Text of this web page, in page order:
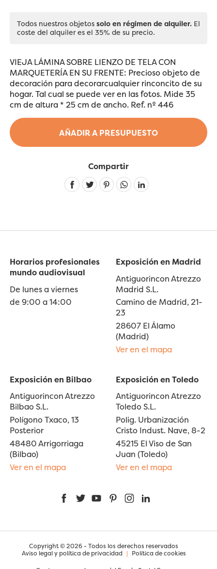
AÑADIR A PRESUPUESTO
Todos nuestros objetos solo en régimen de alquiler. El
coste del alquiler es el 35% de su precio.
VIEJA LÁMINA SOBRE LIENZO DE TELA CON
MARQUETERÍA EN SU FRENTE: Precioso objeto de
decoración para decorarcualquier rinconcito de su
hogar. Tal cual se puede ver en las fotos. Mide 35
cm de altura * 25 cm de ancho. Ref. nº 446
Compartir
Linkedin
Horarios profesionales
mundo audiovisual
De lunes a viernes
de 9:00 a 14:00
Exposición en Madrid
Antiguorincon Atrezzo
Madrid S.L.
Camino de Madrid, 21-
23
28607 El Álamo
(Madrid)
Ver en el mapa
Exposición en Bilbao
Antiguorincon Atrezzo
Bilbao S.L.
Polígono Txaco, 13
Posterior
48480 Arrigorriaga
(Bilbao)
Ver en el mapa
Exposición en Toledo
Antiguorincon Atrezzo
Toledo S.L.
Polig. Urbanización
Cristo Indust. Nave, 8-2
45215 El Viso de San
Juan (Toledo)
Ver en el mapa
FacebookTwitterYouTubePinterestInstagram
Copyright © 2026 - Todos los derechos reservados
Aviso legal y política de privacidad | Política de cookies